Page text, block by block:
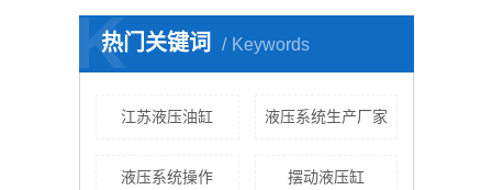
热门关键词 Keywords
K
江苏液压油缸 液压系统生产厂家
液压系统操作 摆动液压缸